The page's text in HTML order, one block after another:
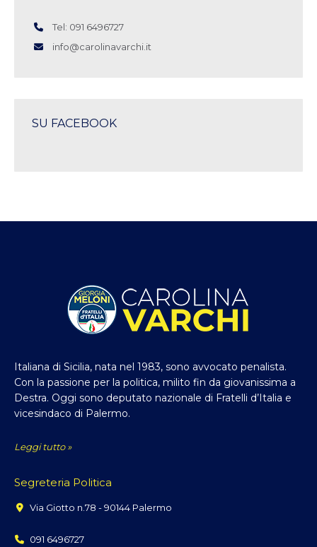
Tel: 091 6496727
info@carolinavarchi.it
SU FACEBOOK
Italiana di Sicilia, nata nel 1983, sono avvocato penalista.
Con la passione per la politica, milito fin da giovanissima a
Destra. Oggi sono deputato nazionale di Fratelli d’Italia e
vicesindaco di Palermo.
Leggi tutto »
Segreteria Politica
Via Giotto n.78 - 90144 Palermo
091 6496727